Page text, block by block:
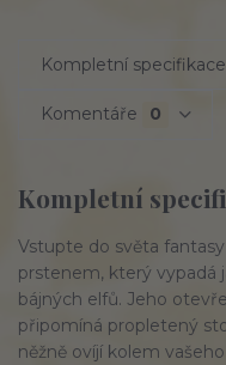
Kompletní specifikace
Komentáře 0
Kompletní
Vstupte do světa
prstenem, který vypadá
bájných elfů. Jeho
připomíná propletený
něžně ovíjí kolem